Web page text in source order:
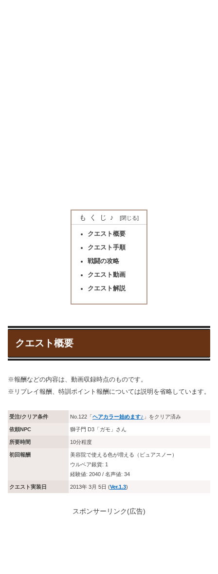
もくじ♪
クエスト概要
クエスト手順
戦闘の攻略
クエスト動画
クエスト解説
クエスト概要
※報酬などの内容は、動画収録時点のものです。
※リプレイ報酬、特訓ポイント報酬については説明を省略しています。
受注/クリア条件 No.122「ヘアカラー始めます♪ 」をクリア済み
依頼NPC 獅子門 D3「ガモ」さん
所要時間 10分程度
初回報酬
美容院で使える色が増える（ピュアスノー）
ウルベア銀貨: 1
経験値: 2040 / 名声値: 34
クエスト実装日 2013年 3月 5日 (Ver.1.3)
スポンサーリンク(広告)